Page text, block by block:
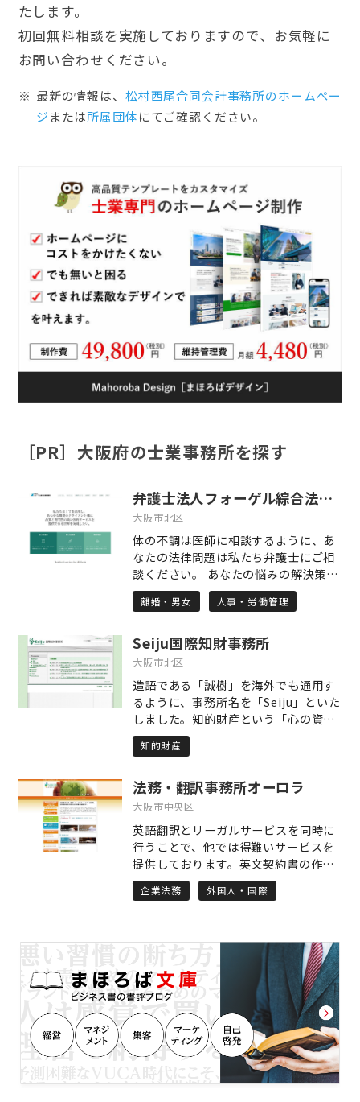
たします。
初回無料相談を実施しておりますので、お気軽に
お問い合わせください。
最新の情報は、 松村西尾合同会計事務所のホームぺー
ジ または所属団体にてご確認ください。
［PR］大阪府の士業事務所を探す
弁護士法人フォーゲル綜合法律事務所
大阪市北区
体の不調は医師に相談するように、あ
なたの法律問題は私たち弁護士にご相
談ください。 あなたの悩みの解決策を
あなたとともに見つけ出す、私たちは
そんな弁護士です。 ○コンセプト1
た時点で、とりうるベストの対策は何
かを綿密に検討し、すぐに対応する、
考えています。 ○コンセプト2 「気
軽に相談できる環境づくり」 私たち
は、数多くの労務問題、離婚・相続等
家事事件を解決に導いている一方で、
損害保険会社と提携して交通事故事案
を数多く取り扱っている経験から、交
通事故事案実務に自信があります。 ま
た、労働事件についても多くの経験を
有し、強みを有しております。 さら
に、刑事事件についても多くの事例を
取り扱っています。 ご相談者様の幅広
いお悩み事を法的に整理し、解決する
ことが私たちの目的です。 ○コンセプ
早ければ、解決が容易であったケース
が枚挙に暇がありません。 あるべきゴ
ールあるいは妥結点を見据えて、適切
な打ち手を出し続けていくこと。そう
してご相談者様を導きながら歩みを共
にすることが私たちの役割です。
離婚・男女 人事・労働管理
Seiju国際知財事務所
大阪市北区
造語である「誠樹」を海外でも通用す
るように、事務所名を「Seiju」といた
しました。知的財産という「心の資
産」を扱うには「誠意」が最も大切で
す。クライアント様の業績が「樹木」
ことを祈念して、誠実に業務に取り組
みます。気づきを促す研修の実施、マ
願、経営者の皆様への知財サポート等
により、クライアント様の潜在力を生
かすことを心がけています。
知的財産
法務・翻訳事務所オーロラ
大阪市中央区
英語翻訳とリーガルサービスを同時に
行うことで、他では得難いサービスを
提供しております。英文契約書の作成
（ドラフト）、英語によるビザのアド
バイスなどがその一例です。契約書の
に活かされるというように、業務間で
相乗効果が生み出されて日々価値を高
めている当事務所が、ビジネス促進、
問題解決などにご協力します。
企業法務 外国人・国際